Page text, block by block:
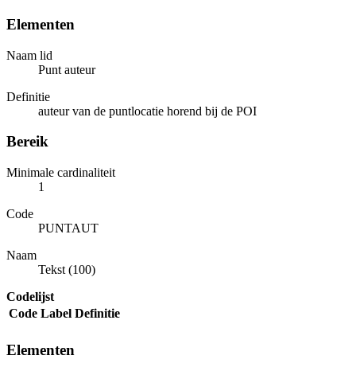
Elementen
Naam lid
Punt auteur
Definitie
auteur van de puntlocatie horend bij de POI
Bereik
Minimale cardinaliteit
1
Code
PUNTAUT
Naam
Tekst (100)
Codelijst
Code Label Definitie
Elementen